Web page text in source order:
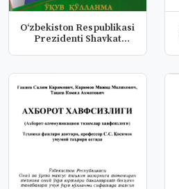
Oʻzbekiston Respublikasi
Prezidenti Shavkat